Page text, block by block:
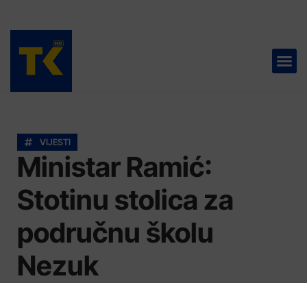
VIJESTI
Ministar Ramić:
Stotinu stolica za
područnu školu
Nezuk